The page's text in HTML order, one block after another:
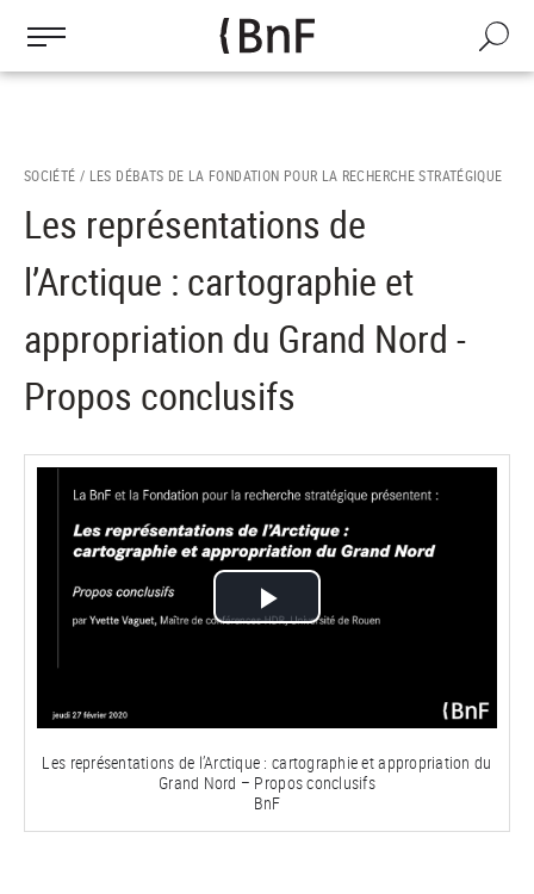
contenu
Recherche
SOCIÉTÉ / LES DÉBATS DE LA FONDATION POUR LA RECHERCHE STRATÉGIQUE
Les représentations de
l’Arctique : cartographie et
appropriation du Grand Nord -
Propos conclusifs
Lire
vidéo
Les représentations de l’Arctique : cartographie et appropriation du
Grand Nord – Propos conclusifs
BnF